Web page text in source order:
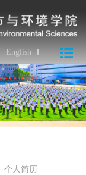
English
个人简历